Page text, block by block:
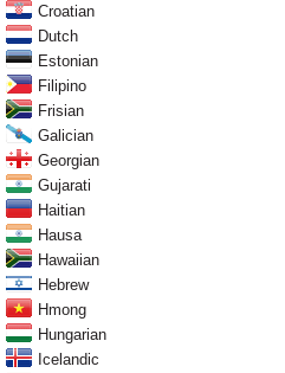
Croatian
Dutch
Estonian
Filipino
Frisian
Galician
Georgian
Gujarati
Haitian
Hausa
Hawaiian
Hebrew
Hmong
Hungarian
Icelandic